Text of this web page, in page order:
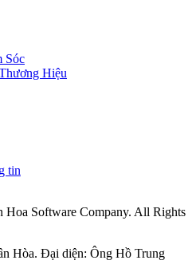
Sóc
Hiệu
tin
Software Company. All Rights
Hòa. Đại diện: Ông Hồ Trung